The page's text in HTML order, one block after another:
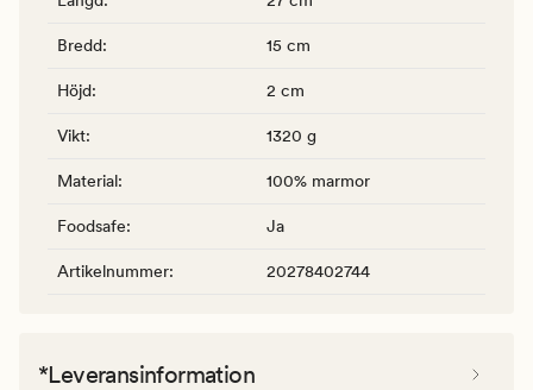
Bredd: 15 cm
Höjd: 2 cm
Vikt: 1320 g
Material: 100% marmor
Foodsafe: Ja
Artikelnummer: 20278402744
*Leveransinformation